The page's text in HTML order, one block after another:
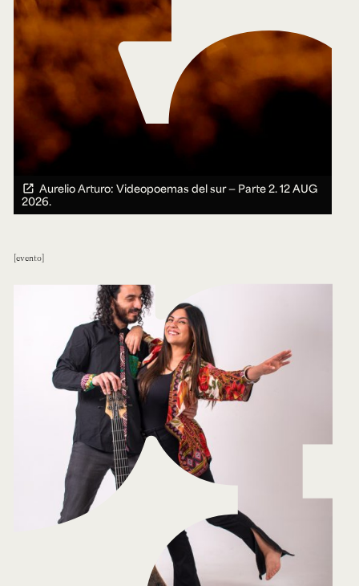
Aurelio Arturo: Videopoemas del sur — Parte 2.12 AUG
2026.
evento